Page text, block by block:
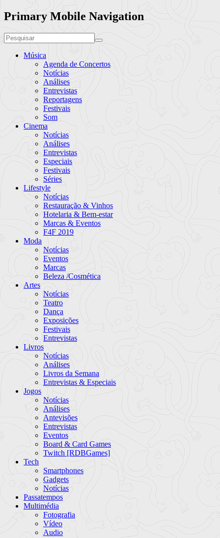
Primary Mobile Navigation
Música
Agenda de Concertos
Notícias
Análises
Entrevistas
Reportagens
Festivais
Som
Cinema
Notícias
Análises
Entrevistas
Especiais
Festivais
Séries
Lifestyle
Notícias
Restauração & Vinhos
Hotelaria & Bem-estar
Marcas & Eventos
F4F 2019
Moda
Notícias
Eventos
Marcas
Beleza /Cosmética
Artes
Notícias
Teatro
Dança
Exposições
Festivais
Entrevistas
Livros
Notícias
Análises
Livros da Semana
Entrevistas & Especiais
Jogos
Notícias
Análises
Antevisões
Entrevistas
Eventos
Board & Card Games
Twitch [RDBGames]
Tech
Smartphones
Gadgets
Notícias
Passatempos
Multimédia
Fotografia
Vídeo
Audio